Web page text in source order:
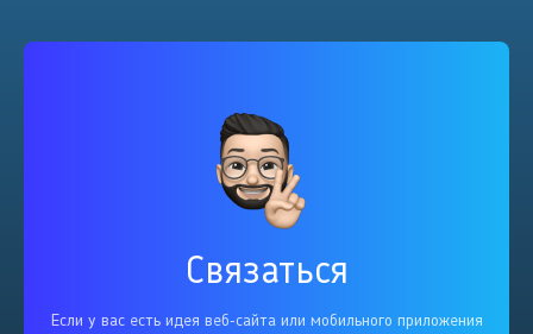
Связаться
Если у вас есть идея веб-сайта или мобильного приложения